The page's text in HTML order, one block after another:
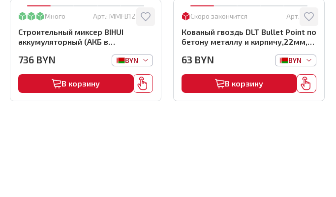
Много Арт.: MMFB12-2-BC
Строительный миксер BIHUI
аккумуляторный (АКБ в
736 BYN BYN
В корзину
Скоро закончится Арт.: 0116
Кованый гвоздь DLT Bullet Point по
бетону металлу и кирпичу,22мм,
63 BYN BYN
В корзину